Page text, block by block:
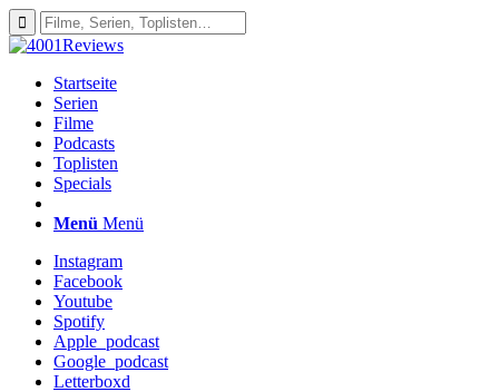
Startseite
Serien
Filme
Podcasts
Toplisten
Specials
Menü Menü
Instagram
Facebook
Youtube
Spotify
Apple_podcast
Google_podcast
Letterboxd